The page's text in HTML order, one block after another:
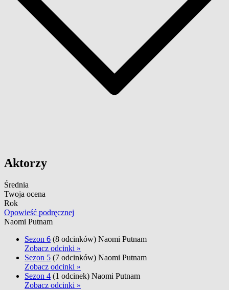
Aktorzy
Średnia
Twoja ocena
Rok
Opowieść podręcznej
Naomi Putnam
Sezon 6 (8 odcinków) Naomi Putnam
Zobacz odcinki »
Sezon 5 (7 odcinków) Naomi Putnam
Zobacz odcinki »
Sezon 4 (1 odcinek) Naomi Putnam
Zobacz odcinki »